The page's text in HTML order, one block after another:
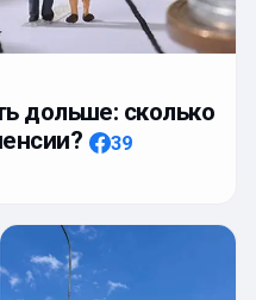
дольше: сколько
39